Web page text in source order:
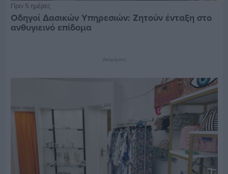
Πριν 5 ημέρες
Οδηγοί Δασικών Υπηρεσιών: Ζητούν ένταξη στο
ανθυγιεινό επίδομα
Διαφήμιση